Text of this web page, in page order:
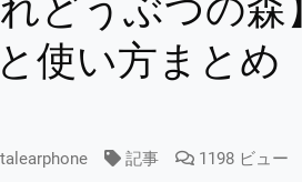
れどうぶつの
使い方まとめ
記事 1198 ビュー